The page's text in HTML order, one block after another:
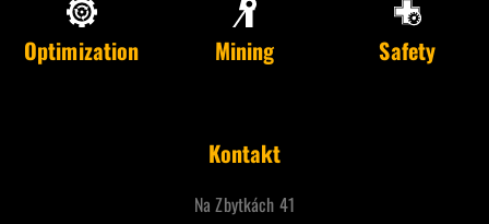
Optimization Mining Safety
Kontakt
Na Zbytkách 41